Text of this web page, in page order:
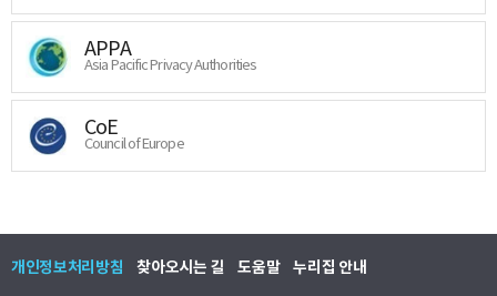
APPA
Asia Pacific Privacy Authorities
CoE
Council of Europe
개인정보처리방침 찾아오시는 길 도움말 누리집 안내